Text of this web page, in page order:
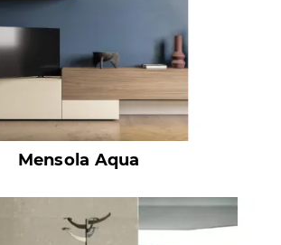
Mensola Aqua